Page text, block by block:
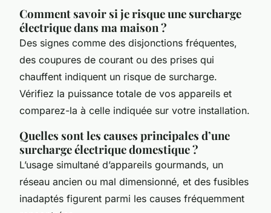
Comment savoir si je risque une surcharge
électrique dans ma maison ?
Des signes comme des disjonctions fréquentes,
des coupures de courant ou des prises qui
chauffent indiquent un risque de surcharge.
Vérifiez la puissance totale de vos appareils et
comparez-la à celle indiquée sur votre installation.
Quelles sont les causes principales d’une
surcharge électrique domestique ?
L’usage simultané d’appareils gourmands, un
réseau ancien ou mal dimensionné, et des fusibles
inadaptés figurent parmi les causes fréquemment